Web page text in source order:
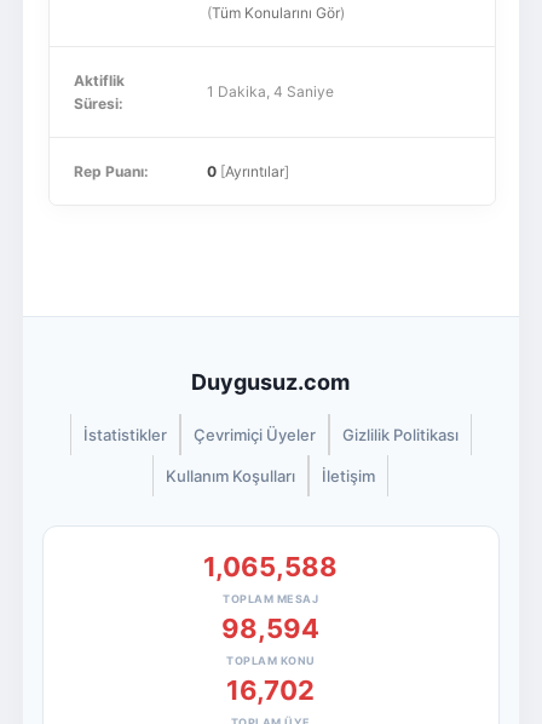
(Tüm Konularını Gör)
Aktiflik
Süresi:
1 Dakika, 4 Saniye
Rep Puanı: 0[Ayrıntılar]
Duygusuz.com
İstatistikler Çevrimiçi Üyeler Gizlilik Politikası
Kullanım Koşulları İletişim
1,065,588
TOPLAM MESAJ
98,594
TOPLAM KONU
16,702